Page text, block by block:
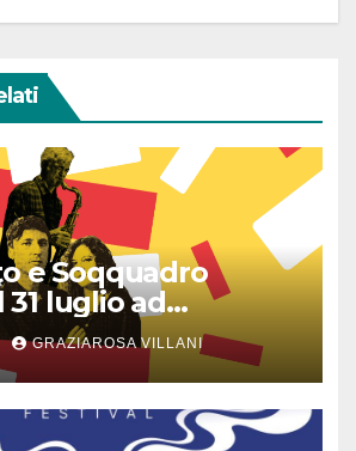
e Soqquadro
luglio ad
GRAZIAROSA VILLANI